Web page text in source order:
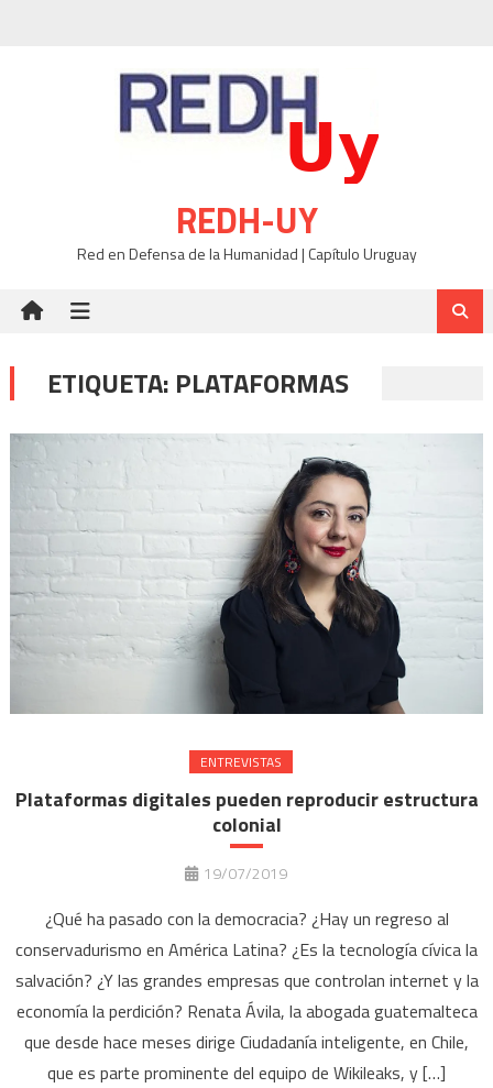
REDH-UY
Red en Defensa de la Humanidad | Capítulo Uruguay
ETIQUETA: PLATAFORMAS
ENTREVISTAS
Plataformas digitales pueden reproducir estructura
colonial
19/07/2019
¿Qué ha pasado con la democracia? ¿Hay un regreso al
conservadurismo en América Latina? ¿Es la tecnología cívica la
salvación? ¿Y las grandes empresas que controlan internet y la
economía la perdición? Renata Ávila, la abogada guatemalteca
que desde hace meses dirige Ciudadanía inteligente, en Chile,
que es parte prominente del equipo de Wikileaks, y […]